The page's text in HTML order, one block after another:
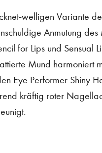
welligen Variante
Anmutung
for Lips und Sensual
Mund harmoniert
Eye Performer Shiny
kräftig roter